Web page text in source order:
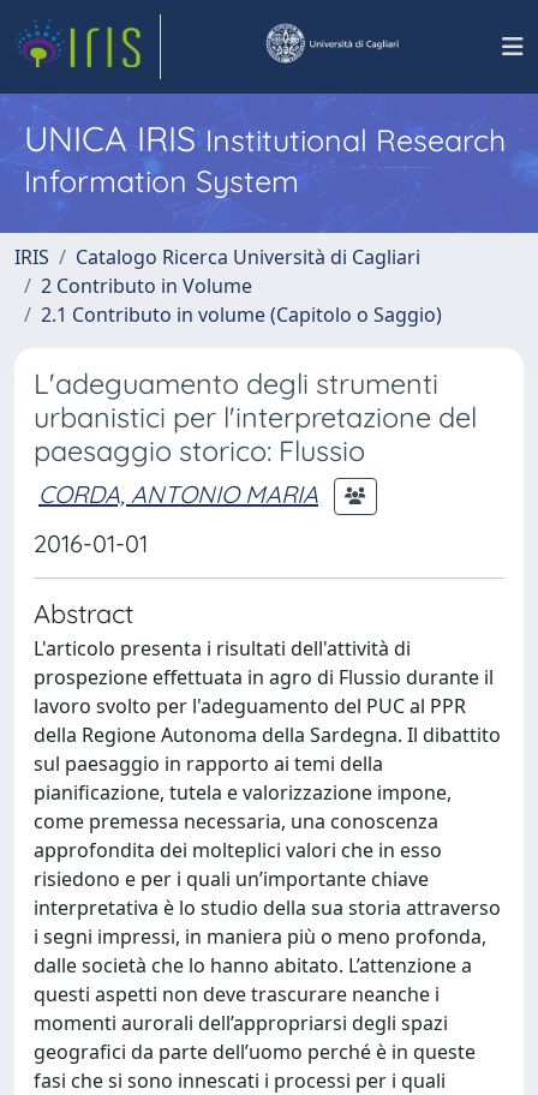
UNICA IRISInstitutional Research
Information System
IRIS
Catalogo Ricerca Università di Cagliari
2 Contributo in Volume
2.1 Contributo in volume (Capitolo o Saggio)
L'adeguamento degli strumenti
urbanistici per l'interpretazione del
paesaggio storico: Flussio
CORDA, ANTONIO MARIA
2016-01-01
Abstract
L'articolo presenta i risultati dell'attività di
prospezione effettuata in agro di Flussio durante il
lavoro svolto per l'adeguamento del PUC al PPR
della Regione Autonoma della Sardegna. Il dibattito
sul paesaggio in rapporto ai temi della
pianificazione, tutela e valorizzazione impone,
come premessa necessaria, una conoscenza
approfondita dei molteplici valori che in esso
risiedono e per i quali un’importante chiave
interpretativa è lo studio della sua storia attraverso
i segni impressi, in maniera più o meno profonda,
dalle società che lo hanno abitato. L’attenzione a
questi aspetti non deve trascurare neanche i
momenti aurorali dell’appropriarsi degli spazi
geografici da parte dell’uomo perché è in queste
fasi che si sono innescati i processi per i quali